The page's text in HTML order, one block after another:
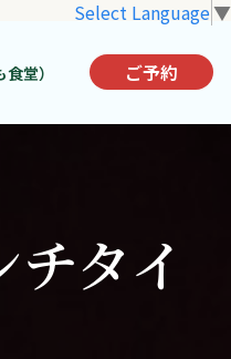
Select Language▼
堂） ご予約
タイ